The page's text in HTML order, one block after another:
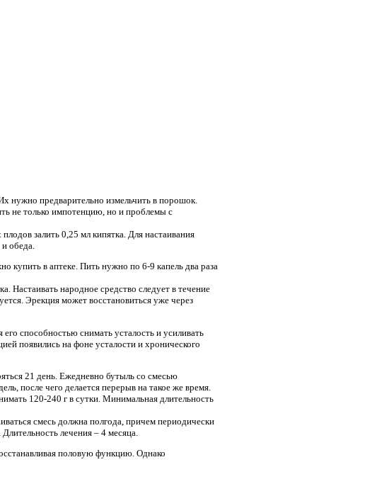
нужно предварительно измельчить в порошок.
не только импотенцию, но и проблемы с
залить 0,25 мл кипятка. Для настаивания
обеда.
купить в аптеке. Пить нужно по 6-9 капель два раза
Настаивать народное средство следует в течение
Эрекция может восстановиться уже через
способностью снимать усталость и усиливать
появились на фоне усталости и хронического
21 день. Ежедневно бутыль со смесью
после чего делается перерыв на такое же время.
120-240 г в сутки. Минимальная длительность
смесь должна полгода, причем периодически
лечения – 4 месяца.
половую функцию. Однако